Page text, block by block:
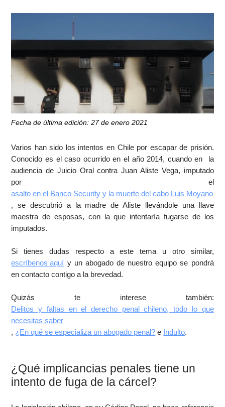
Fecha de última edición: 27 de enero 2021
Varios han sido los intentos en Chile por escapar de prisión.
Conocido es el caso ocurrido en el año 2014, cuando en la
audiencia de Juicio Oral contra Juan Aliste Vega, imputado
por el
asalto en el Banco Security y la muerte del cabo Luis Moyano
, se descubrió a la madre de Aliste llevándole una llave
maestra de esposas, con la que intentaría fugarse de los
imputados.
Si tienes dudas respecto a este tema u otro similar,
escríbenos aquí y un abogado de nuestro equipo se pondrá
en contacto contigo a la brevedad.
Quizás te interese también:
Delitos y faltas en el derecho penal chileno, todo lo que
necesitas saber
, ¿En qué se especializa un abogado penal? e Indulto.
¿Qué implicancias penales tiene un
intento de fuga de la cárcel?